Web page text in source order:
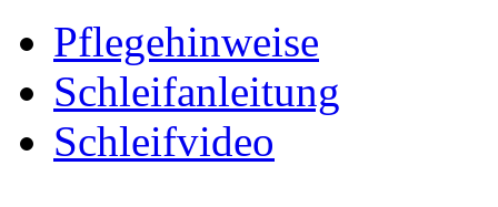
Pflegehinweise
Schleifanleitung
Schleifvideo